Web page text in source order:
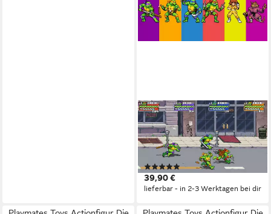
PLAYSTATION 5
Teenage Mutant Ninja Turtles:
Shredder's Revenge -
[Playstation 5]
(6)
39,90 €
lieferbar - in 2-3 Werktagen bei dir